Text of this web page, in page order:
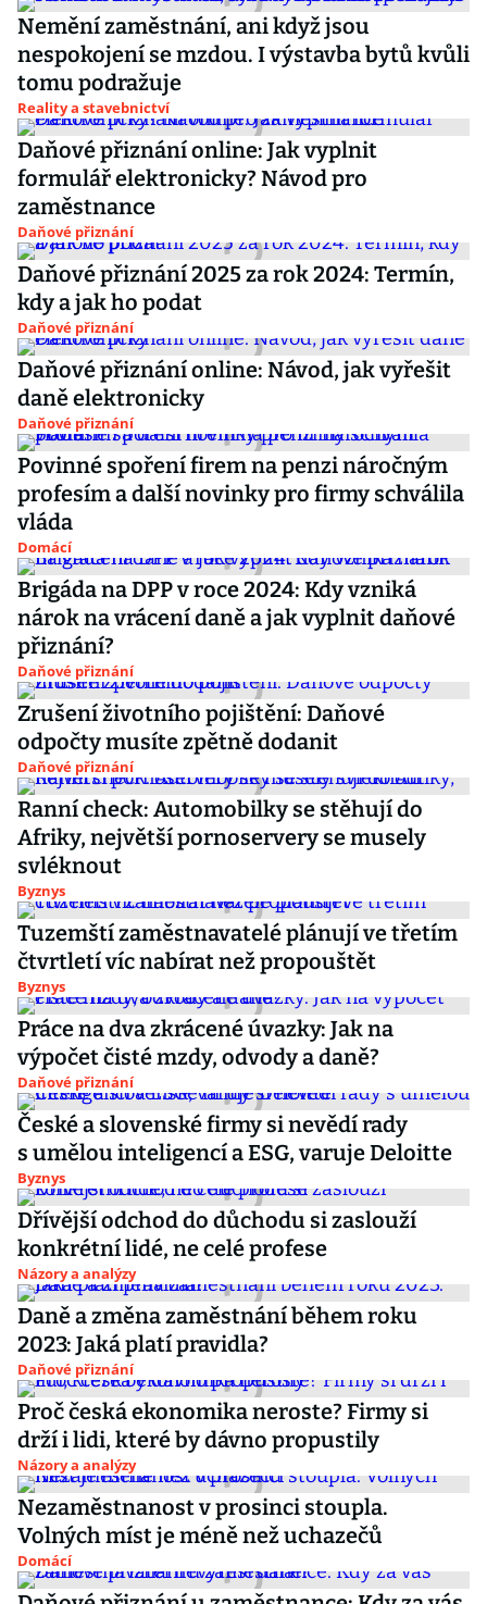
Nemění zaměstnání, ani když jsou
nespokojení se mzdou. I výstavba bytů kvůli
tomu podražuje
Reality a stavebnictví
Daňové přiznání online: Jak vyplnit
formulář elektronicky? Návod pro
zaměstnance
Daňové přiznání
Daňové přiznání 2025 za rok 2024: Termín,
kdy a jak ho podat
Daňové přiznání
Daňové přiznání online: Návod, jak vyřešit
daně elektronicky
Daňové přiznání
Povinné spoření firem na penzi náročným
profesím a další novinky pro firmy schválila
vláda
Domácí
Brigáda na DPP v roce 2024: Kdy vzniká
nárok na vrácení daně a jak vyplnit daňové
přiznání?
Daňové přiznání
Zrušení životního pojištění: Daňové
odpočty musíte zpětně dodanit
Daňové přiznání
Ranní check: Automobilky se stěhují do
Afriky, největší pornoservery se musely
svléknout
Byznys
Tuzemští zaměstnavatelé plánují ve třetím
čtvrtletí víc nabírat než propouštět
Byznys
Práce na dva zkrácené úvazky: Jak na
výpočet čisté mzdy, odvody a daně?
Daňové přiznání
České a slovenské firmy si nevědí rady
s umělou inteligencí a ESG, varuje Deloitte
Byznys
Dřívější odchod do důchodu si zaslouží
konkrétní lidé, ne celé profese
Názory a analýzy
Daně a změna zaměstnání během roku
2023: Jaká platí pravidla?
Daňové přiznání
Proč česká ekonomika neroste? Firmy si
drží i lidi, které by dávno propustily
Názory a analýzy
Nezaměstnanost v prosinci stoupla.
Volných míst je méně než uchazečů
Domácí